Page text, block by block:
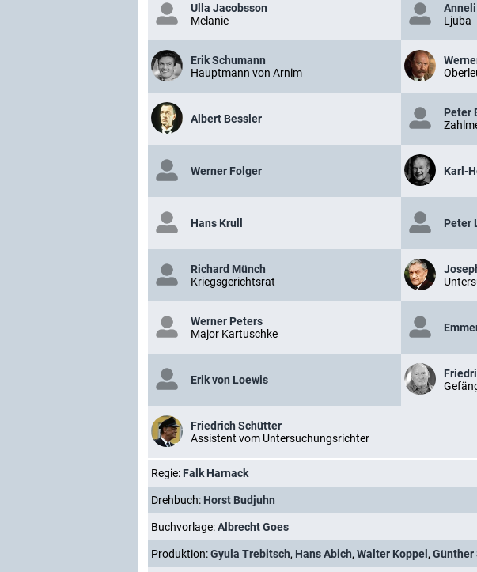
Ulla Jacobsson
Melanie
Ljuba
Erik Schumann
Hauptmann von Arnim
Albert Bessler
Peter
Werner Folger Karl-
Hans Krull Peter
Richard Münch
Kriegsgerichtsrat
Werner Peters
Major Kartuschke
Erik von Loewis
Friedrich Schütter
Assistent vom Untersuchungsrichter
Regie: Falk Harnack
Drehbuch: Horst Budjuhn
Buchvorlage:Albrecht Goes
Produktion:Gyula Trebitsch, Hans Abich, Walter Koppel , Günther